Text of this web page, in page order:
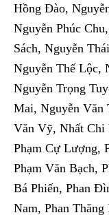
Hồng Đào,
Nguyễn Phúc
Sách, Nguyễn
Nguyễn Thế Lộc,
Nguyễn Trọng
Mai, Nguyễn Văn
Văn Vỹ, Nhất Chi
Phạm Cự Lượng,
Phạm Văn Bạch,
Bá Phiến, Phan
Nam, Phan